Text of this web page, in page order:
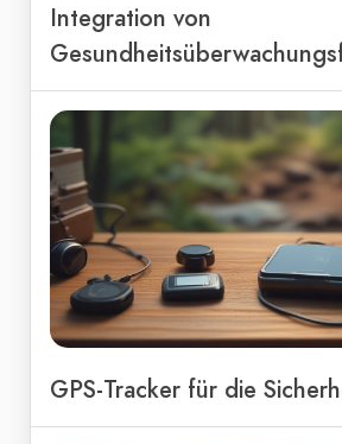
Integration von
GPS-Tracker für die